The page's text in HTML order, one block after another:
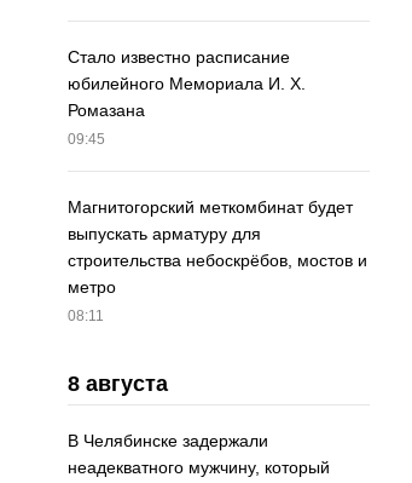
Стало известно расписание
юбилейного Мемориала И. Х.
Ромазана
09:45
Магнитогорский меткомбинат будет
выпускать арматуру для
строительства небоскрёбов, мостов и
метро
08:11
8 августа
В Челябинске задержали
неадекватного мужчину, который